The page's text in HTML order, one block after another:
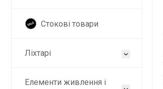
Стокові товари
Ліхтарі
Елементи живлення і